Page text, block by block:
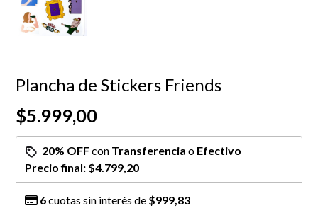
Plancha de Stickers Friends
$5.999,00
20% OFFcon Transferencia o Efectivo
Precio final: $4.799,20
6cuotas sin interés de $999,83